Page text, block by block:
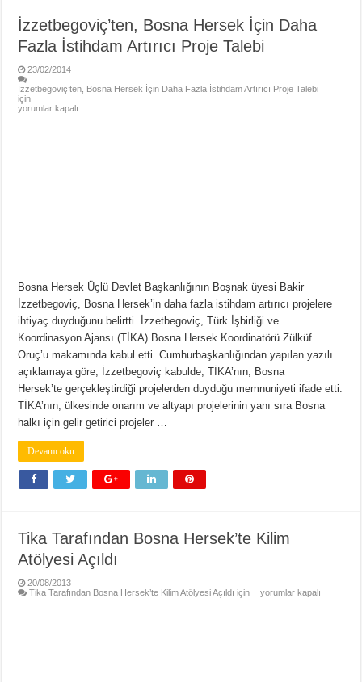
İzzetbegoviç’ten, Bosna Hersek İçin Daha
Fazla İstihdam Artırıcı Proje Talebi
23/02/2014
İzzetbegoviç’ten, Bosna Hersek İçin Daha Fazla İstihdam Artırıcı Proje Talebi
için
yorumlar kapalı
Bosna Hersek Üçlü Devlet Başkanlığının Boşnak üyesi Bakir
İzzetbegoviç, Bosna Hersek’in daha fazla istihdam artırıcı projelere
ihtiyaç duyduğunu belirtti. İzzetbegoviç, Türk İşbirliği ve
Koordinasyon Ajansı (TİKA) Bosna Hersek Koordinatörü Zülküf
Oruç’u makamında kabul etti. Cumhurbaşkanlığından yapılan yazılı
açıklamaya göre, İzzetbegoviç kabulde, TİKA’nın, Bosna
Hersek’te gerçekleştirdiği projelerden duyduğu memnuniyeti ifade etti.
TİKA’nın, ülkesinde onarım ve altyapı projelerinin yanı sıra Bosna
halkı için gelir getirici projeler …
Devamı oku
Tika Tarafından Bosna Hersek’te Kilim
Atölyesi Açıldı
20/08/2013
Tika Tarafından Bosna Hersek’te Kilim Atölyesi Açıldı için
yorumlar kapalı